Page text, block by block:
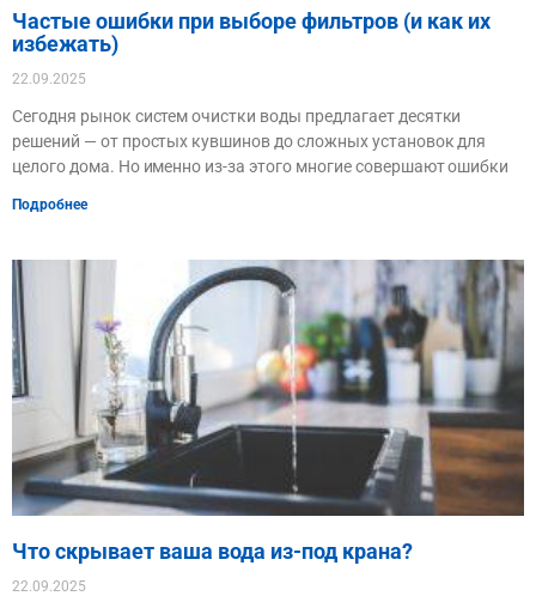
Частые ошибки при выборе фильтров (и как их
избежать)
22.09.2025
Сегодня рынок систем очистки воды предлагает десятки
решений — от простых кувшинов до сложных установок для
целого дома. Но именно из-за этого многие совершают ошибки
Подробнее
Что скрывает ваша вода из-под крана?
22.09.2025